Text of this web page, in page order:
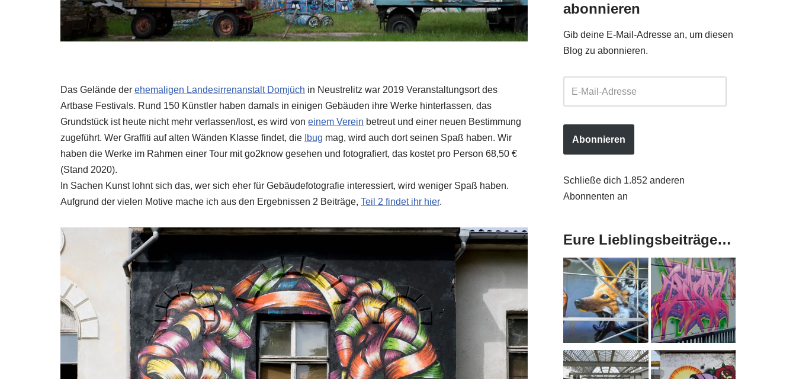
Das Gelände der ehemaligen Landesirrenanstalt Domjüch in Neustrelitz war 2019 Veranstaltungsort des
Artbase Festivals. Rund 150 Künstler haben damals in einigen Gebäuden ihre Werke hinterlassen, das
Grundstück ist heute nicht mehr verlassen/lost, es wird von einem Verein betreut und einer neuen Bestimmung
zugeführt. Wer Graffiti auf alten Wänden Klasse findet, die Ibug mag, wird auch dort seinen Spaß haben. Wir
haben die Werke im Rahmen einer Tour mit go2know gesehen und fotografiert, das kostet pro Person 68,50 €
(Stand 2020).
In Sachen Kunst lohnt sich das, wer sich eher für Gebäudefotografie interessiert, wird weniger Spaß haben.
Aufgrund der vielen Motive mache ich aus den Ergebnissen 2 Beiträge, Teil 2 findet ihr hier.
abonnieren
Gib deine E-Mail-Adresse an, um diesen
Blog zu abonnieren.
Abonnieren
Schließe dich 1.852 anderen
Abonnenten an
Eure Lieblingsbeiträge…